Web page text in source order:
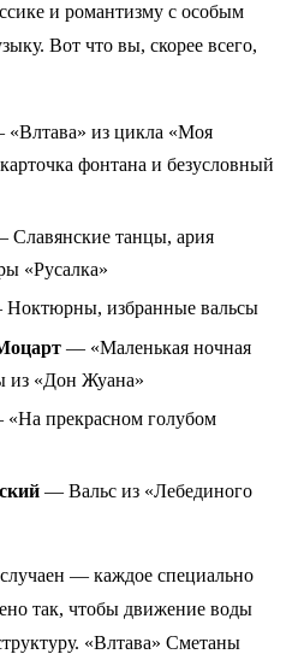
и романтизму с особым
Вот что вы, скорее всего,
из цикла «Моя
фонтана и безусловный
Славянские танцы, ария
«Русалка»
избранные вальсы
— «Маленькая ночная
из «Дон Жуана»
прекрасном голубом
— Вальс из «Лебединого
— каждое специально
так, чтобы движение воды
«Влтава» Сметаны